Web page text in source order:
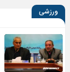
ورزشی